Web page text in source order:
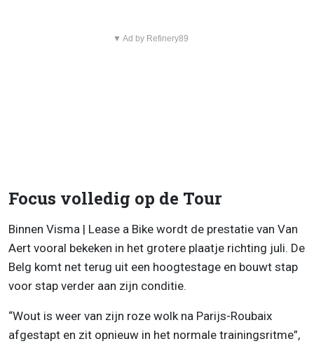
▼ Ad by Refinery89
Focus volledig op de Tour
Binnen Visma | Lease a Bike wordt de prestatie van Van
Aert vooral bekeken in het grotere plaatje richting juli. De
Belg komt net terug uit een hoogtestage en bouwt stap
voor stap verder aan zijn conditie.
“Wout is weer van zijn roze wolk na Parijs-Roubaix
afgestapt en zit opnieuw in het normale trainingsritme”,